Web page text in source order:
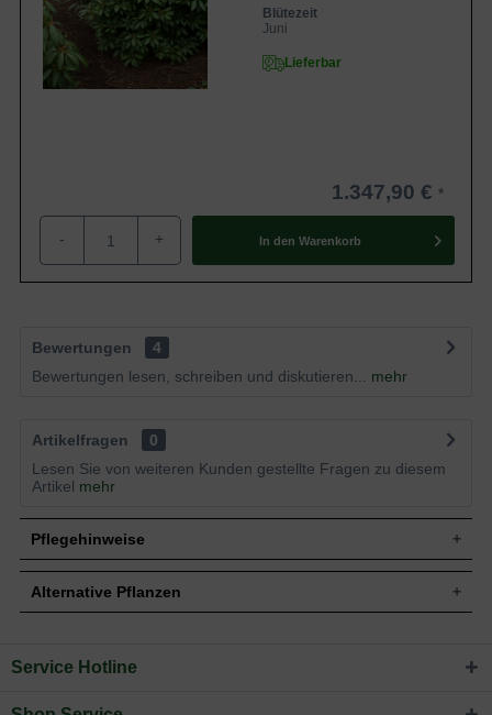
Blütezeit
Juni
Lieferbar
1.347,90 €
- + In den Warenkorb
Bewertungen
4
Bewertungen lesen, schreiben und diskutieren...
mehr
Artikelfragen
0
Lesen Sie von weiteren Kunden gestellte Fragen zu diesem
Artikel mehr
Pflegehinweise
Pflanz- und Pflegetipps Rhododendron Hybride
Elegans'
Alternative Pflanzen
Sie suchen eine Alternative?
In folgenden Kategorien finden Sie schöne Alternativen
Service Hotline